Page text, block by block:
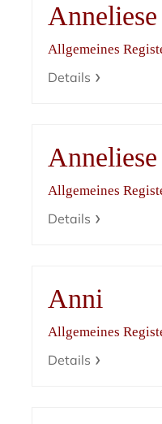
Anneliese
Allgemeines
Details
Anneliese
Allgemeines
Details
Anni
Allgemeines
Details